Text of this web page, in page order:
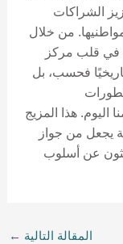
الشراكات
من خلال
في قلب مركز
فحسب، بل
اليوم. هذا المزيج
يجعل من جواز
عن أسلوب
المقالة التالية ←